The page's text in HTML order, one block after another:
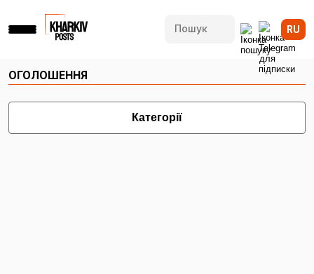
RU
ОГОЛОШЕННЯ
Категорії